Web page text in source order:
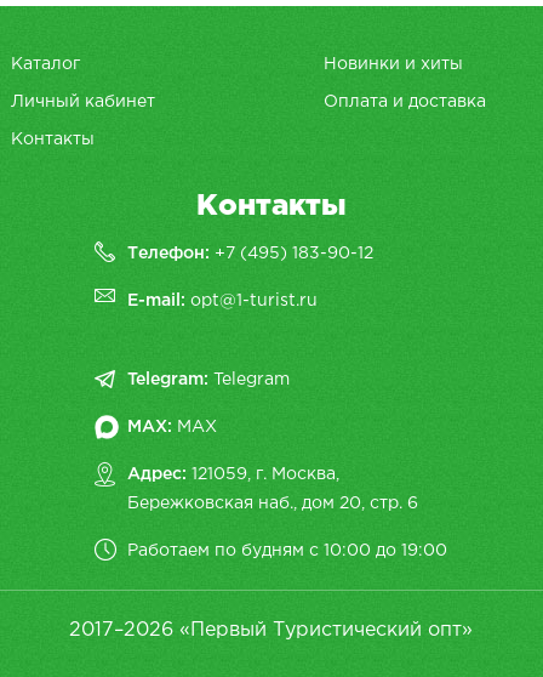
Каталог Новинки и хиты
Личный кабинет Оплата и доставка
Контакты
Контакты
Телефон: +7 (495) 183-90-12
E-mail:opt@1-turist.ru
Telegram: Telegram
MAX: MAX
Адрес:
121059, г. Москва,
Бережковская наб., дом 20, cтр. 6
Работаем по будням с 10:00 до 19:00
2017–2026 «Первый Туристический опт»